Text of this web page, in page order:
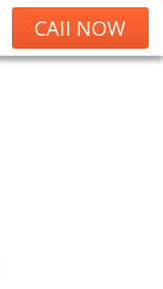
CAll NOW